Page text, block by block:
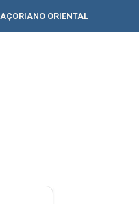
AÇORIANO ORIENTAL